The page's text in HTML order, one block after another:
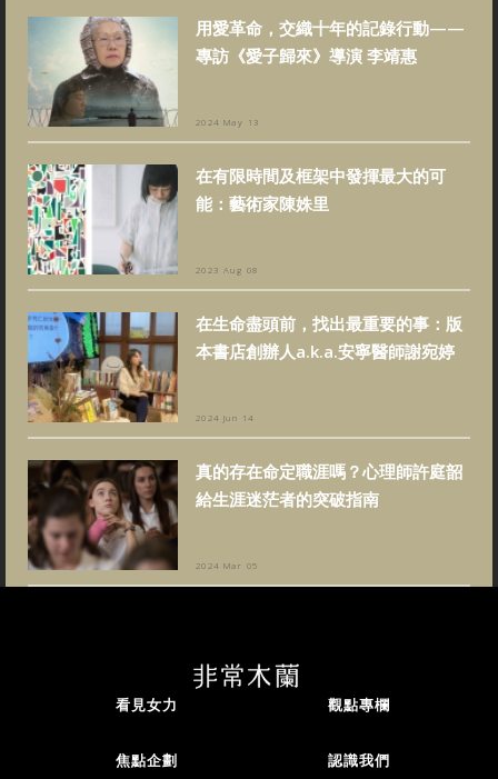
用愛革命，交織十年的記錄行動——
專訪《愛子歸來》導演 李靖惠
2024 May 13
在有限時間及框架中發揮最大的可
能：藝術家陳姝里
2023 Aug 08
在生命盡頭前，找出最重要的事：版
本書店創辦人a.k.a.安寧醫師謝宛婷
2024 Jun 14
真的存在命定職涯嗎？心理師許庭韶
給生涯迷茫者的突破指南
2024 Mar 05
看見女力 觀點專欄
焦點企劃 認識我們